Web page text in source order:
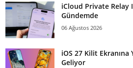
iCloud Private Relay IP
Gündemde
06 Ağustos 2026
iOS 27 Kilit
Geliyor